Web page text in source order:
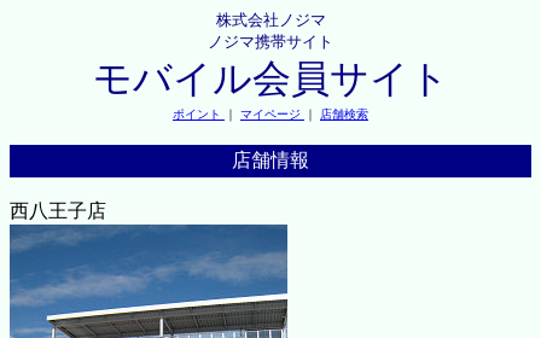
株式会社ノジマ
ノジマ携帯サイト
モバイル会員サイト
ポイント ｜ マイページ ｜ 店舗検索
店舗情報
西八王子店